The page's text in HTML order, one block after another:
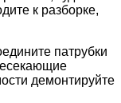
к разборке,
патрубки
демонтируйте